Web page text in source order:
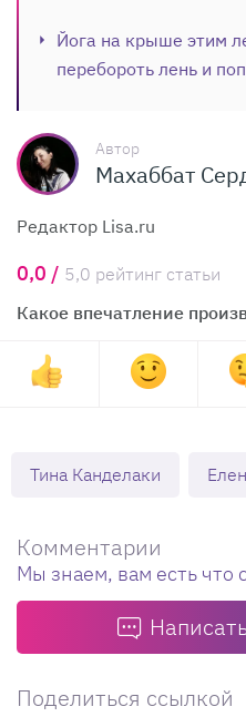
Йога на крыше этим
перебороть лень и
Автор
Махаббат
Редактор Lisa.ru
0,0 / 5,0 рейтинг статьи
Какое впечатление
Тина Канделаки
Комментарии
Мы знаем, вам есть что
Поделиться ссылкой